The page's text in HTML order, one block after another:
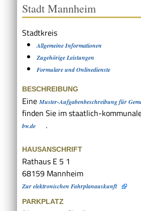
Stadt Mannheim
Stadtkreis
Allgemeine Informationen
Zugehörige Leistungen
Formulare und Onlinedienste
BESCHREIBUNG
EineMuster-Aufgabenbeschreibung für
finden Sie im staatlich-
bw.de
.
HAUSANSCHRIFT
Rathaus E 5 1
68159 Mannheim
Zur elektronischen Fahrplanauskunft
PARKPLATZ